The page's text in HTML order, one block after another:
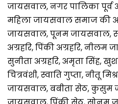
जायसवाल, नगर पालिका पूर्व
महिला जायसवाल समाज की
जायसवाल, पूनम जायसवाल,
अग्रहरि, पिंकी अग्रहरि, नीलम
सुनीता अग्रहरि, अमृता सिंह,
चित्रवंशी, स्वाति गुप्ता, नीतू
जायसवाल, बबीता सेठ, कुसुम